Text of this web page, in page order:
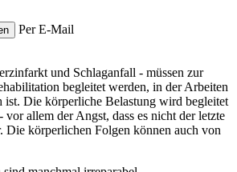
Per E-Mail
und Schlaganfall - müssen zur
begleitet werden, in der Arbeiten
ist. Die körperliche Belastung wird begleitet
vor allem der Angst, dass es nicht der letzte
körperlichen Folgen können auch von